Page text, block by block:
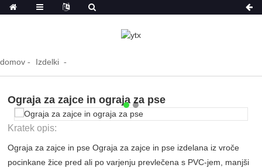
domov Izdelki
Ograja za zajce in ograja za pse
Kratek opis:
Ograja za zajce in pse Ograja za zajce in pse izdelana iz vroče
pocinkane žice pred ali po varjenju prevlečena s PVC-jem, manjši